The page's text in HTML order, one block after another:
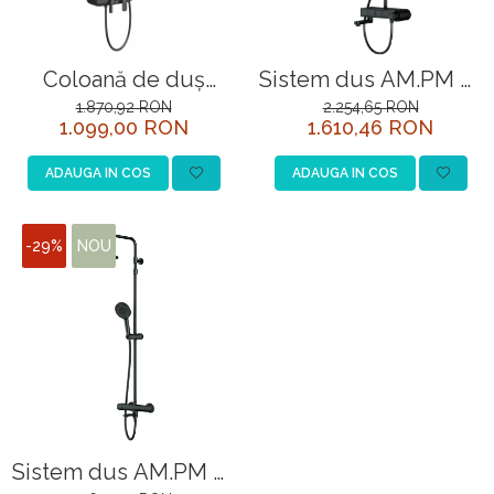
Coloană de duş
Lemark Tropic
LM7012BL cu baterie,
cap de duș tip tropic
și pipa pivotanta
1.870,92 RON
1.099,00 RON
ADAUGA IN COS
Sistem dus AM.PM X-
Joy S F0785B322,
baterie termostatata,
finisaj negru mat
2.254,65 RON
1.610,46 RON
ADAUGA IN COS
-29% NOU
Sistem dus AM.PM X-